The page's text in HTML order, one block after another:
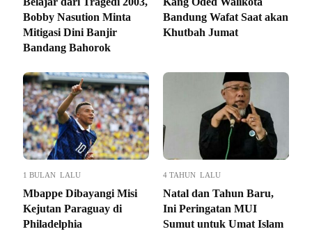
Bobby Nasution Minta
Mitigasi Dini Banjir
Bandang Bahorok
Bandung Wafat Saat akan
Khutbah Jumat
1 BULAN LALU
Mbappe Dibayangi Misi
Kejutan Paraguay di
Philadelphia
4 TAHUN LALU
Natal dan Tahun Baru,
Ini Peringatan MUI
Sumut untuk Umat Islam